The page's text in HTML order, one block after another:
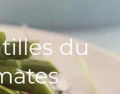
du